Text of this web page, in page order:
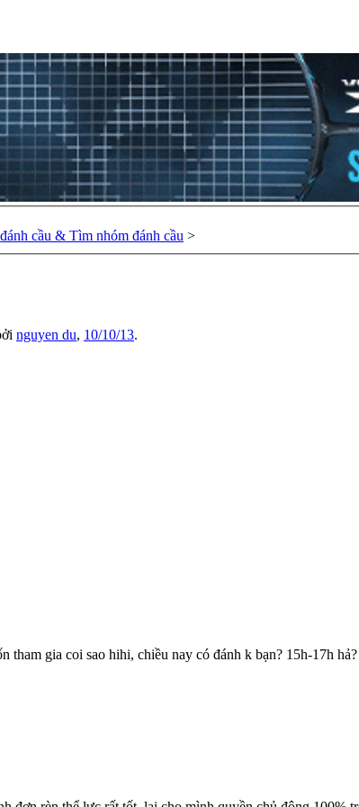
cầu & Tìm nhóm đánh cầu >
nguyen du, 10/10/13.
tham gia coi sao hihi, chiều nay có đánh k bạn? 15h-17h hả?